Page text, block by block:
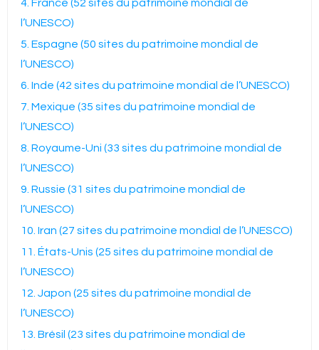
4. France (52 sites du patrimoine mondial de
l’UNESCO)
5. Espagne (50 sites du patrimoine mondial de
l’UNESCO)
6. Inde (42 sites du patrimoine mondial de l’UNESCO)
7. Mexique (35 sites du patrimoine mondial de
l’UNESCO)
8. Royaume-Uni (33 sites du patrimoine mondial de
l’UNESCO)
9. Russie (31 sites du patrimoine mondial de
l’UNESCO)
10. Iran (27 sites du patrimoine mondial de l’UNESCO)
11. États-Unis (25 sites du patrimoine mondial de
l’UNESCO)
12. Japon (25 sites du patrimoine mondial de
l’UNESCO)
13. Brésil (23 sites du patrimoine mondial de